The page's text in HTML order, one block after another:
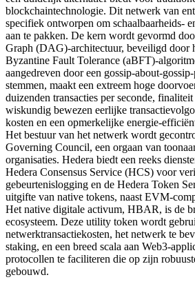
blockchaintechnologie. Dit netwerk van
specifiek ontworpen om schaalbaarheids-
aan te pakken. De kern wordt gevormd
Graph (DAG)-architectuur, beveiligd door
Byzantine Fault Tolerance (aBFT)-
aangedreven door een gossip-about-
stemmen, maakt een extreem hoge
duizenden transacties per seconde,
wiskundig bewezen eerlijke
kosten en een opmerkelijke energie-
Het bestuur van het netwerk wordt
Governing Council, een orgaan van
organisaties. Hedera biedt een reeks
Hedera Consensus Service (HCS) voor
gebeurtenislogging en de Hedera Token
uitgifte van native tokens, naast EVM-
Het native digitale activum, HBAR, is de
ecosysteem. Deze utility token wordt
netwerktransactiekosten, het netwerk te
staking, en een breed scala aan Web3-
protocollen te faciliteren die op zijn
gebouwd.